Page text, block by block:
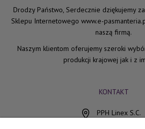
Drodzy Państwo, Serdecznie dziękujemy
Sklepu Internetowego www.e-
naszą firmą.
Naszym klientom oferujemy szeroki
produkcji krajowej jak i z
KONTAKT
PPH Linex S.C.